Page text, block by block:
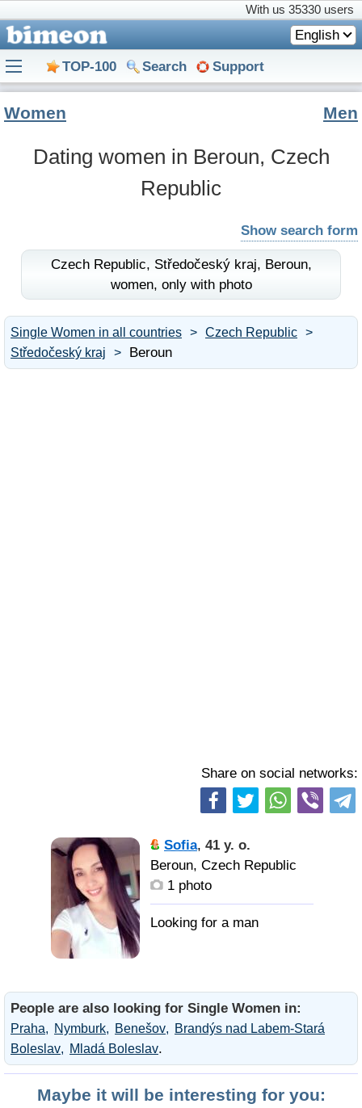
With us 35330 users
English
TOP-100 Search Support
Dating women in Beroun, Czech
Republic
Women Men
Show search form
Czech Republic, Středočeský kraj, Beroun,
women, only with photo
Single Women in all countries
Czech Republic
Středočeský kraj
Beroun
Share on social networks:
Sofia, 41 y. o.
Beroun, Czech Republic
1 photo
People are also looking for Single Women in:
Praha Nymburk Benešov
Brandýs nad Labem-Stará
Boleslav
Mladá Boleslav.
Maybe it will be interesting for you: